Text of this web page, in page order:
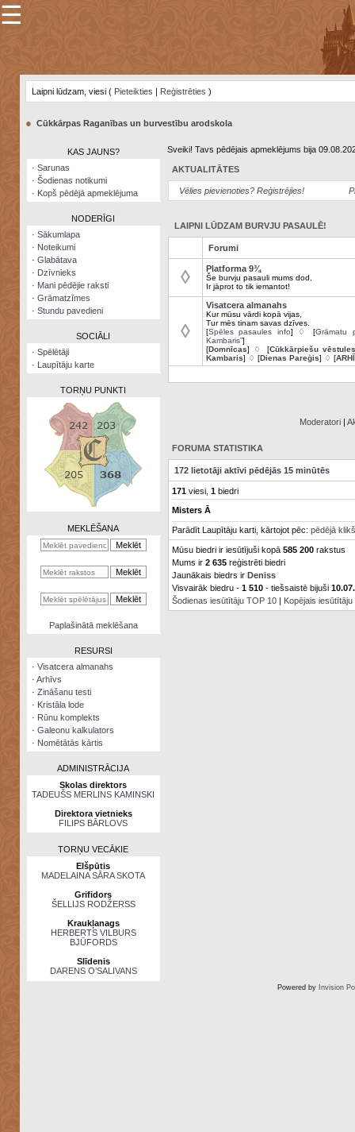
×
Šodienas
notikumi
Visatcera
almanahs
Arhīvs
Zināšanu
kalkulators
Nomētātās
☰
Laipni lūdzam, viesi ( Pieteikties | Reģistrēties )
● Cūkkārpas Raganības un burvestību arodskola
KAS JAUNS?
· Sarunas
· Šodienas notikumi
· Kopš pēdējā apmeklējuma
NODERĪGI
· Sākumlapa
· Noteikumi
· Glabātava
· Dzīvnieks
· Mani pēdējie raksti
· Grāmatzīmes
· Stundu pavedieni
SOCIĀLI
· Spēlētāji
· Laupītāju karte
TORŅU PUNKTI
MEKLĒŠANA
Paplašinātā meklēšana
RESURSI
· Visatcera almanahs
· Arhīvs
· Zināšanu testi
· Kristāla lode
· Rūnu komplekts
· Galeonu kalkulators
· Nomētātās kārtis
ADMINISTRĀCIJA
Skolas direktors
TADEUŠS MERLINS KAMINSKI
Direktora vietnieks
FILIPS BĀRLOVS
TORŅU VECĀKIE
Elšpūtis
MADELAINA SĀRA SKOTA
Grifidors
ŠELLIJS RODŽERSS
Kraukļanags
HERBERTS VILBURS
BJŪFORDS
Slīdenis
DARENS O’SALIVANS
Sveiki! Tavs pēdējais apmeklējums bija
AKTUALITĀTES
Vēlies pievienoties? Reģistrējies!
LAIPNI LŪDZAM BURVJU PASAULĒ!
Forumi
◊ Platforma 9¾
Še burvju pasauli mums dod,
Ir jāprot to tik iemantot!
◊
Visatcera almanahs
Kur mūsu vārdi kopā vijas,
Tur mēs tinam savas dzīves.
[Spēles pasaules info] ♢ [Grāmatu
Kambaris”]
[Domnīcas] ♢ [Cūkkārpiešu vēstules
Kambaris] ♢ [Dienas Pareģis] ♢ [
Moderatori |
FORUMA STATISTIKA
172 lietotāji aktīvi pēdējās 15 minūtēs
171viesi, 1biedri
Misters Ā
Parādīt Laupītāju karti, kārtojot pēc: pēdējā
Mūsu biedri ir iesūtījuši kopā 585 200rakstus
Mums ir 2 635reģistrēti biedri
Jaunākais biedrs ir Deniss
Visvairāk biedru - 1 510- tiešsaistē bijuši
Šodienas iesūtītāju TOP 10| Kopējais iesūtītāju
Powered by Invision